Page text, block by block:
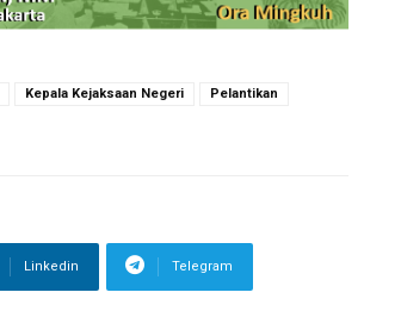
Kepala Kejaksaan Negeri
Pelantikan
Linkedin Telegram